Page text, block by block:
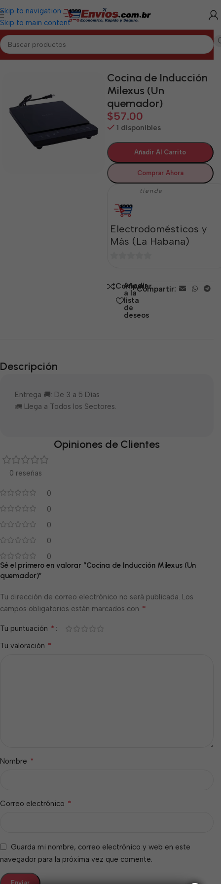
Skip to navigation
Skip to main content
Inicio/LA HABANA/Electrodomésticos La Habana
Cocina de Inducción
Milexus (Un
quemador)
$57.00
1 disponibles
Añadir Al Carrito
Comprar Ahora
tienda
Electrodomésticos y
Más (La Habana)
5 Comparar
Añadir
a la
lista
de
deseos
Compartir:
Descripción
Entrega 🚚: De 3 a 5 Días
🚛 Llega a Todos los Sectores.
Opiniones de Clientes
0 reseñas
0
0
0
0
0
Sé el primero en valorar “Cocina de Inducción Milexus (Un
quemador)”
Tu dirección de correo electrónico no será publicada. Los
campos obligatorios están marcados con *
Tu puntuación *
Tu valoración *
Nombre *
Correo electrónico *
Guarda mi nombre, correo electrónico y web en este
navegador para la próxima vez que comente.